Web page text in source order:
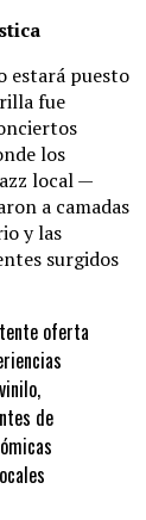
estará puesto
fue
los
local —
a camadas
y las
surgidos
oferta
de